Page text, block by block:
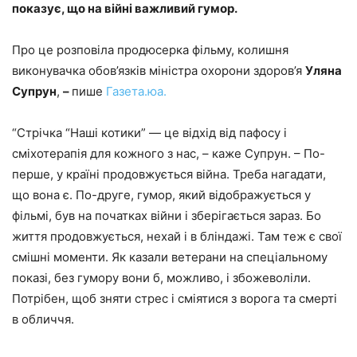
показує, що на війні важливий гумор.
Про це розповіла продюсерка фільму, колишня
виконувачка обов’язків міністра охорони здоров’я Уляна
Супрун, – пише Газета.юа.
“Стрічка “Наші котики” — це відхід від пафосу і
сміхотерапія для кожного з нас, – каже Супрун. – По-
перше, у країні продовжується війна. Треба нагадати,
що вона є. По-друге, гумор, який відображується у
фільмі, був на початках війни і зберігається зараз. Бо
життя продовжується, нехай і в бліндажі. Там теж є свої
смішні моменти. Як казали ветерани на спеціальному
показі, без гумору вони б, можливо, і збожеволіли.
Потрібен, щоб зняти стрес і сміятися з ворога та смерті
в обличчя.